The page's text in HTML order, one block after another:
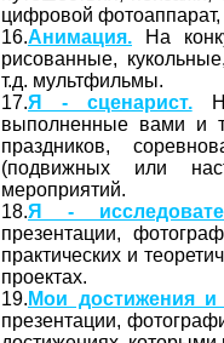
цифровой
16.Анимация. На
рисованные,
т.д. мультфильмы.
17.Я - сценарист.На
выполненные вами и
праздников,
(подвижных или
мероприятий.
18.Я -
презентации,
практических и
проектах.
19. Мои достижения и
презентации,